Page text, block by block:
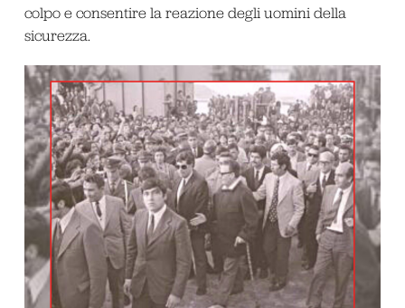
colpo e consentire la reazione degli uomini della
sicurezza.